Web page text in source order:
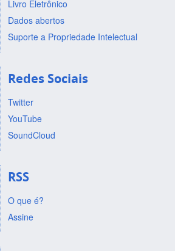
Livro Eletrônico
Dados abertos
Suporte a Propriedade Intelectual
Redes Sociais
Twitter
YouTube
SoundCloud
RSS
O que é?
Assine